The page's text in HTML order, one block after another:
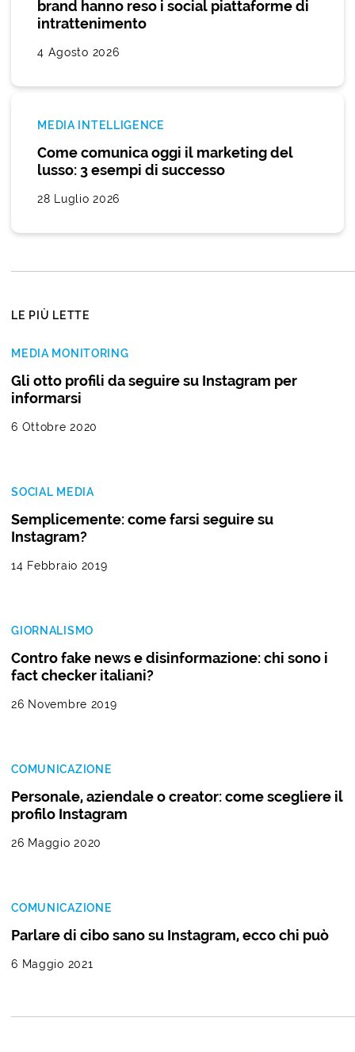
brand hanno reso i social piattaforme di
intrattenimento
4 Agosto 2026
MEDIA INTELLIGENCE
Come comunica oggi il marketing del
lusso: 3 esempi di successo
28 Luglio 2026
LE PIÙ LETTE
MEDIA MONITORING
Gli otto profili da seguire su Instagram per
informarsi
6 Ottobre 2020
SOCIAL MEDIA
Semplicemente: come farsi seguire su
Instagram?
14 Febbraio 2019
GIORNALISMO
Contro fake news e disinformazione: chi sono i
fact checker italiani?
26 Novembre 2019
COMUNICAZIONE
Personale, aziendale o creator: come scegliere il
profilo Instagram
26 Maggio 2020
COMUNICAZIONE
Parlare di cibo sano su Instagram, ecco chi può
6 Maggio 2021